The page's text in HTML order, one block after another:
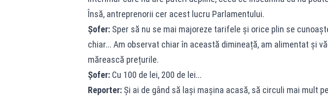
Însă, antreprenorii cer acest lucru Parlamentului.
Șofer:Sper să nu se mai majoreze tarifele și orice plin se
chiar... Am observat chiar în această dimineață, am alimentat și
mărească prețurile.
Șofer:Cu 100 de lei, 200 de lei...
Reporter:Și ai de gând să lași mașina acasă, să circuli mai mult